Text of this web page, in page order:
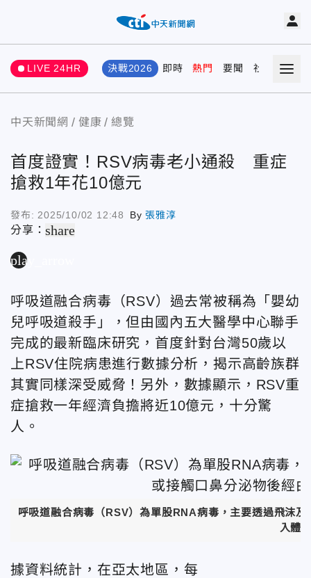
LIVE 24HR 決戰2026 即時 熱門 要聞 社會 娛樂
中天新聞網 健康 總覽
首度證實！RSV病毒老小通殺 重症
搶救1年花10億元
發布: 2025/10/02 12:48 By張雅淳
分享：share
play_arrow
呼吸道融合病毒（RSV）過去常被稱為「嬰幼
兒呼吸道殺手」，但由國內五大醫學中心聯手
完成的最新臨床研究，首度針對台灣50歲以
上RSV住院病患進行數據分析， 揭示高齡族群
其實同樣深受威脅！另外，數據顯示，RSV重
症搶救一年經濟負擔將近10億元，十分驚
人。
呼吸道融合病毒（RSV）為單股RNA病毒，主要透過飛沫
入體
據資料統計，在亞太地區，每